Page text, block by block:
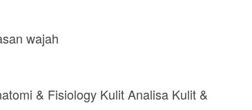
wajah
& Fisiology Kulit Analisa Kulit &